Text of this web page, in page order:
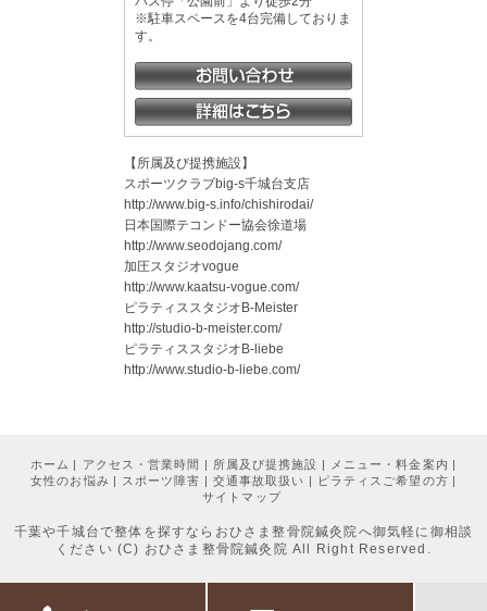
※駐車スペースを4台完備しておりま
す。
【所属及び提携施設】
スポーツクラブbig-s千城台支店
http://www.big-s.info/chishirodai/
日本国際テコンドー協会徐道場
http://www.seodojang.com/
加圧スタジオvogue
http://www.kaatsu-vogue.com/
ピラティススタジオB-Meister
http://studio-b-meister.com/
ピラティススタジオB-liebe
http://www.studio-b-liebe.com/
ホーム | アクセス・営業時間 | 所属及び提携施設 | メニュー・料金案内 |
女性のお悩み | スポーツ障害 | 交通事故取扱い | ピラティスご希望の方 |
サイトマップ
千葉や千城台で整体を探すならおひさま整骨院鍼灸院へ御気軽に御相談
ください(C) おひさま整骨院鍼灸院 All Right Reserved.